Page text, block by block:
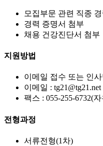
모집부문 관련 직종
경력 증명서 첨부
채용 건강진단서 첨부
지원방법
이메일 접수 또는 인
이메일 : tg21@tg21.net
팩스 : 055-255-6732(
전형과정
서류전형(1차)